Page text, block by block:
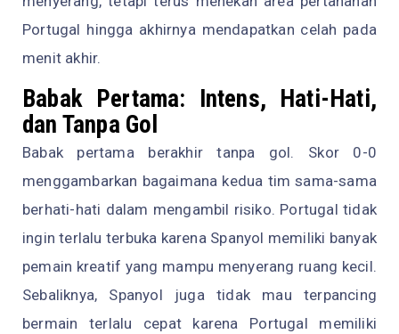
Portugal hingga akhirnya mendapatkan celah pada
menit akhir.
Babak Pertama: Intens, Hati-Hati,
dan Tanpa Gol
Babak pertama berakhir tanpa gol. Skor 0-0
menggambarkan bagaimana kedua tim sama-sama
berhati-hati dalam mengambil risiko. Portugal tidak
ingin terlalu terbuka karena Spanyol memiliki banyak
pemain kreatif yang mampu menyerang ruang kecil.
Sebaliknya, Spanyol juga tidak mau terpancing
bermain terlalu cepat karena Portugal memiliki